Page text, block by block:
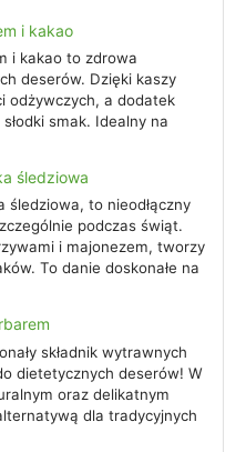
i kakao
i kakao to zdrowa
deserów. Dzięki kaszy
odżywczych, a dodatek
smak. Idealny na
śledziowa
śledziowa, to nieodłączny
podczas świąt.
i majonezem, tworzy
To danie doskonałe na
składnik wytrawnych
dietetycznych deserów! W
oraz delikatnym
dla tradycyjnych